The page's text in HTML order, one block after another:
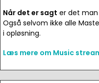
Når det er sagt er det
Også selvom ikke alle
i opløsning.
Læs mere om Music